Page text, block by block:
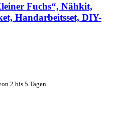
Fuchs“, Nähkit,
Handarbeitsset, DIY-
2 bis 5 Tagen